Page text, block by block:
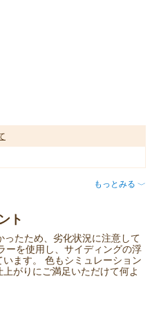
もっとみる 〈
ト
たため、劣化状況に注意して
ーを使用し、サイディングの浮
ます。 色もシミュレーション
がりにご満足いただけて何よ